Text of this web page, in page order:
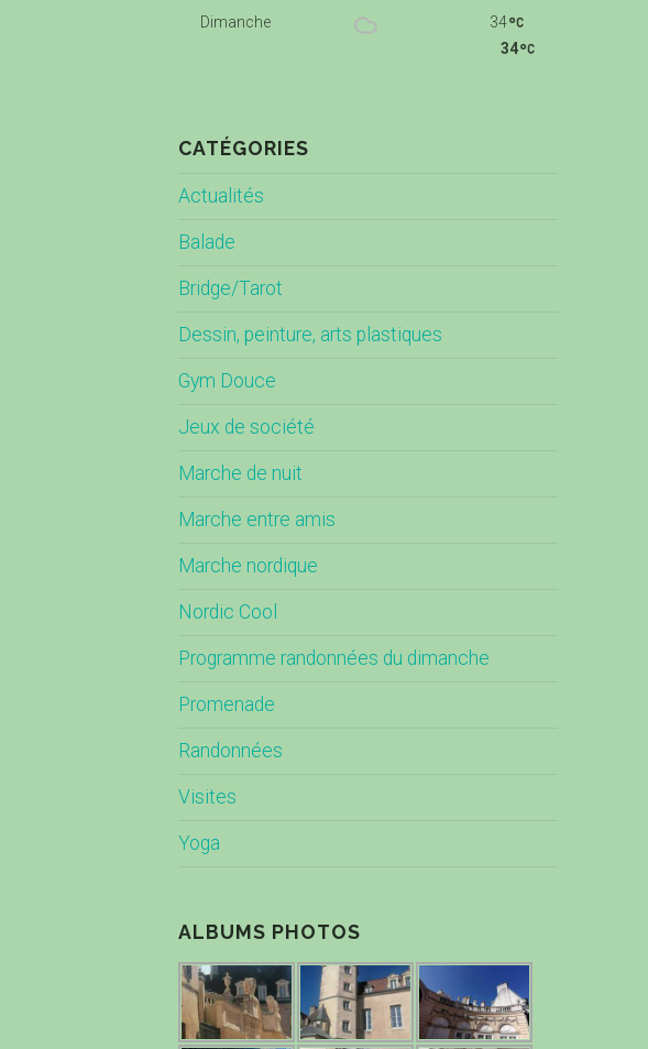
Dimanche
34
34
CATÉGORIES
Actualités
Balade
Bridge/Tarot
Dessin, peinture, arts plastiques
Gym Douce
Jeux de société
Marche de nuit
Marche entre amis
Marche nordique
Nordic Cool
Programme randonnées du dimanche
Promenade
Randonnées
Visites
Yoga
ALBUMS PHOTOS